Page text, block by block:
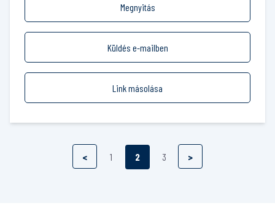
Megnyitás
Küldés e-mailben
Link másolása
< 1 2 3 >